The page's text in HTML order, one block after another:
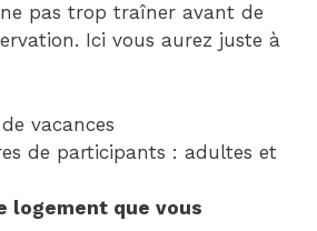
pas trop traîner avant de
Ici vous aurez juste à
vacances
de participants : adultes et
logement que vous